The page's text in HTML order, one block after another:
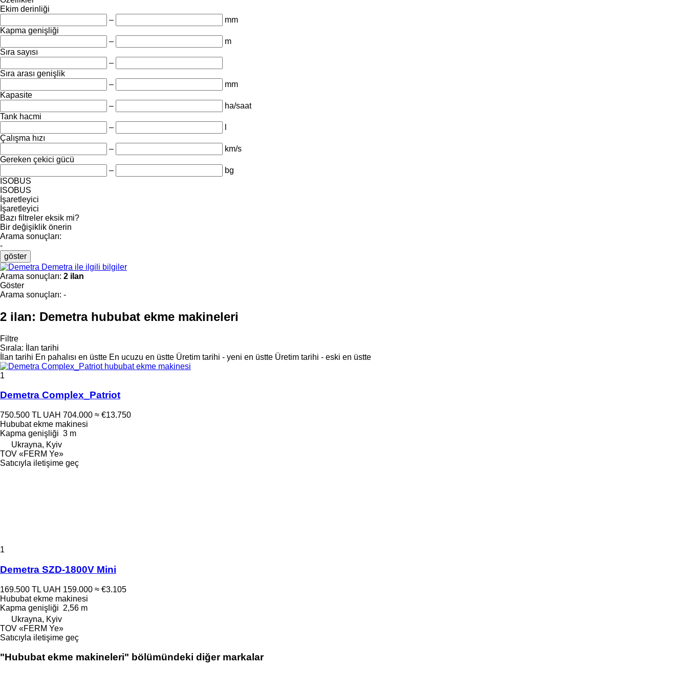
Ekim derinliği
–
mm
Kapma genişliği
–
m
Sıra sayısı
–
Sıra arası genişlik
–
mm
Kapasite
–
ha/saat
Tank hacmi
–
Çalışma hızı
–
km/s
Gereken çekici gücü
–
bg
ISOBUS
ISOBUS
İşaretleyici
İşaretleyici
Bazı filtreler eksik mi?
Bir değişiklik önerin
Arama sonuçları:
-
göster
Demetra ile ilgili bilgiler
Arama sonuçları: 2 ilan
Göster
Arama sonuçları: -
2 ilan: Demetra hububat ekme makineleri
Filtre
Sırala:
İlan tarihi
İlan tarihi En pahalısı en üstte En ucuzu en üstte Üretim tarihi - yeni en üstte Üretim tarihi - eski en üstte
1
Demetra Complex_Patriot
750.500 TL UAH 704.000 ≈ €13.750
Hububat ekme makinesi
Kapma genişliği 3 m
Ukrayna, Kyiv
TOV «FERM Ye»
Satıcıyla iletişime geç
1
Demetra SZD-1800V Mini
169.500 TL UAH 159.000 ≈ €3.105
Hububat ekme makinesi
Kapma genişliği 2,56 m
Ukrayna, Kyiv
TOV «FERM Ye»
Satıcıyla iletişime geç
"Hububat ekme makineleri" bölümündeki diğer markalar